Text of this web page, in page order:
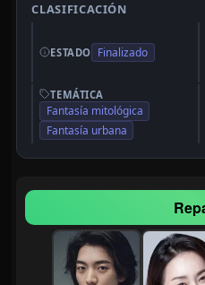
CLASIFICACIÓN
ESTADO Finalizado
TEMÁTICA
Fantasía mitológica
Fantasía urbana